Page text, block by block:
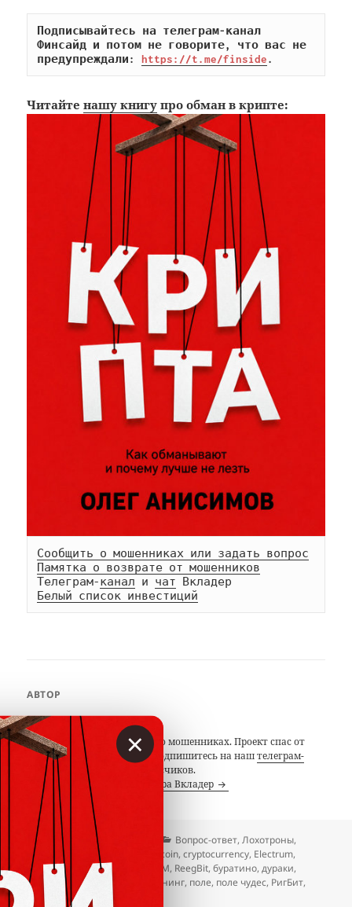
Подписывайтесь на телеграм-канал
Финсайд и потом не говорите, что вас не
предупреждали: https://t.me/finside.
Читайтенашу книгу про обман в крипте:
Сообщить о мошенниках или задать вопрос
Памятка о возврате от мошенников
Телеграм-канал и чат
Белый список инвестиций
АВТОР
Вкладер
С 2014 года предупреждаем о мошенниках. Проект спас от
потерь миллионы людей. Подпишитесь на наштелеграм-
канал с 19 тысячами подписчиков.
Посмотреть все записи автора Вкладер
Опубликовано
12.08.2020 Рубрики
Вопрос-ответ,Лохотроны,
Мошенники
Отзывы Метки
bitcoin,cryptocurrency, Electrum,
Ethereum
Litecoin , MLM, ReegBit,буратино,дураки,
ебанько, криптовалюты майнинг, поле, поле чудес, РигБит,
форк
чудеса
×